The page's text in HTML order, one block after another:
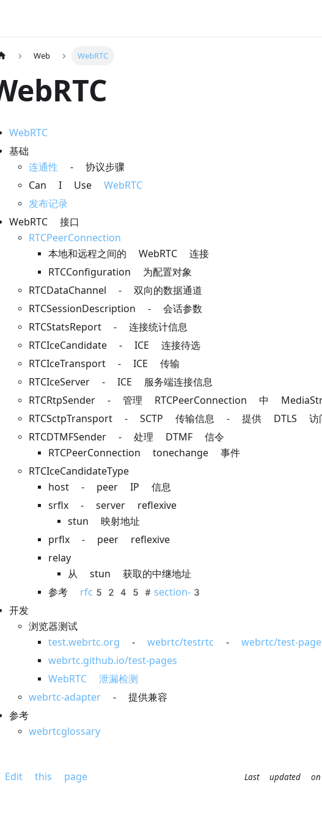
Web WebRTC
WebRTC
基础
连通性 - 协议步骤
Can I Use WebRTC
发布记录
WebRTC 接口
RTCPeerConnection
本地和远程之间的 WebRTC 连接
RTCConfiguration 为配置对象
RTCDataChannel - 双向的数据通道
RTCSessionDescription - 会话参数
RTCStatsReport - 连接统计信息
RTCIceCandidate - ICE 连接待选
RTCIceTransport - ICE 传输
RTCIceServer - ICE 服务端连接信息
RTCRtpSender - 管理 RTCPeerConnection 中
RTCSctpTransport - SCTP 传输信息 - 提供 DTLS 访
RTCDTMFSender - 处理 DTMF 信令
RTCPeerConnection tonechange 事件
RTCIceCandidateType
host - peer IP 信息
srflx - server reflexive
stun 映射地址
prflx - peer reflexive
relay
从 stun 获取的中继地址
参考 rfc5245#section-3
开发
浏览器测试
test.webrtc.org - webrtc/testrtc - webrtc/test-
webrtc.github.io/test-pages
WebRTC 泄漏检测
webrtc-adapter - 提供兼容
参考
webrtcglossary
Edit this page Last updated